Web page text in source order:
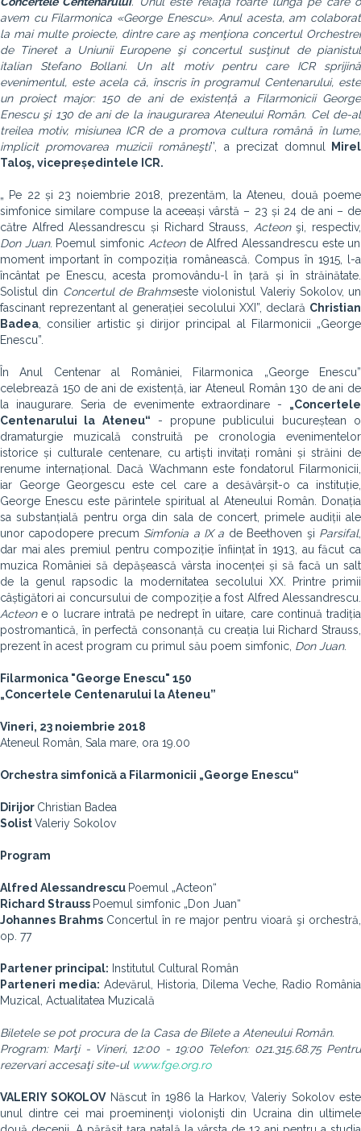
avem cu Filarmonica «George Enescu». Anul acesta, am colaborat
la mai multe proiecte, dintre care aş menţiona concertul Orchestrei
de Tineret a Uniunii Europene şi concertul susţinut de pianistul
italian Stefano Bollani. Un alt motiv pentru care ICR sprijină
evenimentul, este acela că, înscris în programul Centenarului, este
un proiect major: 150 de ani de existență a Filarmonicii George
Enescu şi 130 de ani de la inaugurarea Ateneului Român. Cel de-al
treilea motiv, misiunea ICR de a promova cultura română în lume,
implicit promovarea muzicii româneşti’’, a precizat domnul
Mirel
Taloş, vicepreședintele ICR.
„ Pe 22 și 23 noiembrie 2018, prezentăm, la Ateneu, două poeme
simfonice similare compuse la aceeași vârstă – 23 și 24 de ani – de
către Alfred Alessandrescu și Richard Strauss, Acteonşi, respectiv,
Don Juan. Poemul simfonic Acteonde Alfred Alessandrescu este un
moment important în compoziția românească. Compus în 1915, l-a
încântat pe Enescu, acesta promovându-l în țară și în străinătate.
Solistul din Concertul de Brahmseste violonistul Valeriy Sokolov, un
fascinant reprezentant al generației secolului XXI”, declară Christian
Badea , consilier artistic şi dirijor principal al Filarmonicii „George
Enescu”.
În Anul Centenar al României, Filarmonica „George Enescu”
celebrează 150 de ani de existență, iar Ateneul Român 130 de ani de
la inaugurare. Seria de evenimente extraordinare - „Concertele
Centenarului la Ateneu“ - propune publicului bucureștean o
dramaturgie muzicală construită pe cronologia evenimentelor
istorice și culturale centenare, cu artiști invitați români și străini de
renume internațional. Dacă Wachmann este fondatorul Filarmonicii,
iar George Georgescu este cel care a desăvârșit-o ca instituție,
George Enescu este părintele spiritual al Ateneului Român. Donația
sa substanțială pentru orga din sala de concert, primele audiții ale
unor capodopere precum Simfonia a IX a de Beethoven şi Parsifal,
dar mai ales premiul pentru compoziție înființat în 1913, au făcut ca
muzica României să depășească vârsta inocenței și să facă un salt
de la genul rapsodic la modernitatea secolului XX. Printre primii
câștigători ai concursului de compoziție a fost Alfred Alessandrescu.
Acteone o lucrare intrată pe nedrept în uitare, care continuă tradiția
postromantică, în perfectă consonanță cu creația lui Richard Strauss,
prezent în acest program cu primul său poem simfonic, Don Juan.
Filarmonica "George Enescu" 150
„Concertele Centenarului la Ateneu”
Vineri, 23 noiembrie 2018
Ateneul Român, Sala mare, ora 19.00
Orchestra simfonică a Filarmonicii „George Enescu“
Dirijor Christian Badea
SolistValeriy Sokolov
Program
Alfred Alessandrescu Poemul „Acteon“
Richard Strauss Poemul simfonic „Don Juan“
Johannes Brahms Concertul în re major pentru vioară şi orchestră,
op. 77
Partener principal: Institutul Cultural Român
Parteneri media: Adevărul, Historia, Dilema Veche, Radio România
Muzical, Actualitatea Muzicală
Biletele se pot procura de la Casa de Bilete a Ateneului Român.
Program: Marţi - Vineri, 12:00 - 19:00 Telefon: 021.315.68.75 Pentru
rezervari accesaţi site-ul www.fge.org.ro
VALERIY SOKOLOVNăscut în 1986 la Harkov, Valeriy Sokolov este
unul dintre cei mai proeminenţi violonişti din Ucraina din ultimele